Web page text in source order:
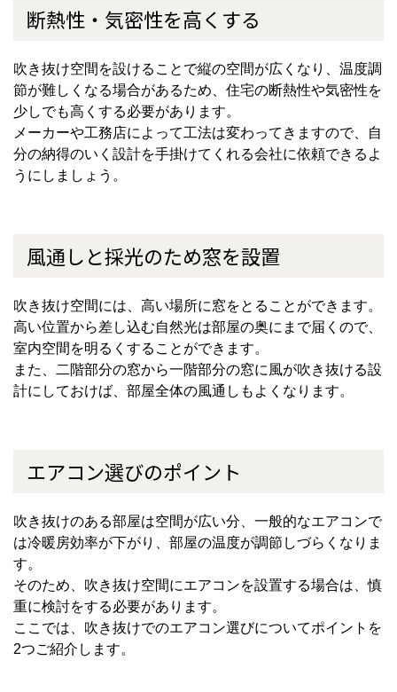
断熱性・気密性を高くする
吹き抜け空間を設けることで縦の空間が広くなり、温度調
節が難しくなる場合があるため、住宅の断熱性や気密性を
少しでも高くする必要があります。
メーカーや工務店によって工法は変わってきますので、自
分の納得のいく設計を手掛けてくれる会社に依頼できるよ
うにしましょう。
風通しと採光のため窓を設置
吹き抜け空間には、高い場所に窓をとることができます。
高い位置から差し込む自然光は部屋の奥にまで届くので、
室内空間を明るくすることができます。
また、二階部分の窓から一階部分の窓に風が吹き抜ける設
計にしておけば、部屋全体の風通しもよくなります。
エアコン選びのポイント
吹き抜けのある部屋は空間が広い分、一般的なエアコンで
は冷暖房効率が下がり、部屋の温度が調節しづらくなりま
す。
そのため、吹き抜け空間にエアコンを設置する場合は、慎
重に検討をする必要があります。
ここでは、吹き抜けでのエアコン選びについてポイントを
2つご紹介します。